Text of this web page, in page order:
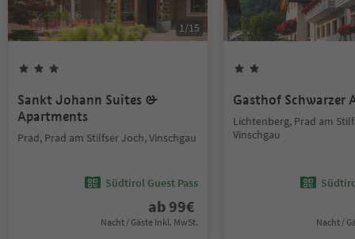
1/15
Sankt Johann Suites &
Apartments
Prad, Prad am Stilfser Joch, Vinschgau
Südtirol Guest Pass
ab 99€
Nacht / Gäste Inkl. MwSt.
Gasthof Schwarzer
Lichtenberg, Prad am
Vinschgau
Nacht /